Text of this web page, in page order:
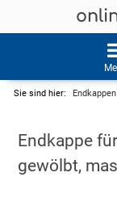
Sie sind hier:
Endkappe
gewölbt,